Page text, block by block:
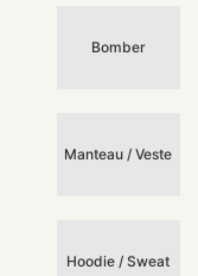
Bomber
Manteau / Veste
Hoodie / Sweat